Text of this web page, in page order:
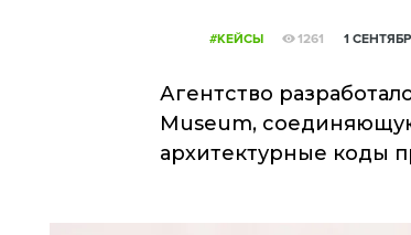
#КЕЙСЫ 1261 1
Агентство
Museum,
архитектурные коды